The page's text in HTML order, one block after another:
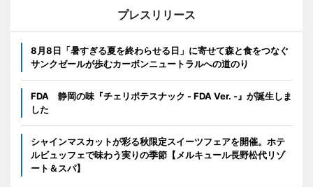
プレスリリース
8月8日「暑すぎる夏を終わらせる日」に寄せて森と食をつなぐ
サンクゼールが歩むカーボンニュートラルへの道のり
FDA 静岡の味『チェリポテスナック - FDA Ver. -』が誕生しま
した
シャインマスカットが彩る秋限定スイーツフェアを開催。ホテ
ルビュッフェで味わう実りの季節【メルキュール長野松代リゾ
ート＆スパ】